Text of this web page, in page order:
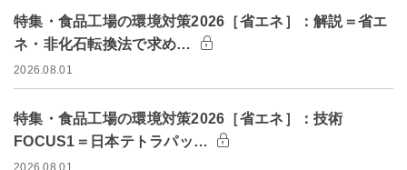
特集・食品工場の環境対策2026［省エネ］：解説＝省エ
ネ・非化石転換法で求め…
2026.08.01
特集・食品工場の環境対策2026［省エネ］：技術
FOCUS1＝日本テトラパッ…
2026.08.01